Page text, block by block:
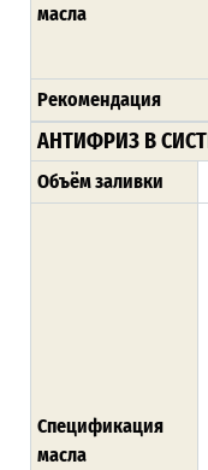
масла
Рекомендация
АНТИФРИЗ В
Объём заливки
Спецификация
масла